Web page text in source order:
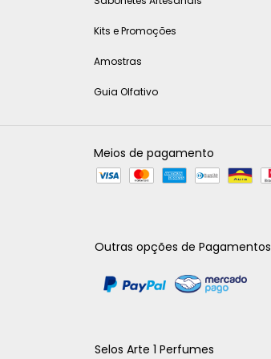
Kits e Promoções
Amostras
Guia Olfativo
Meios de pagamento
Outras opções de Pagamentos
Selos Arte 1 Perfumes